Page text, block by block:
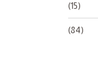
(15)
(84)